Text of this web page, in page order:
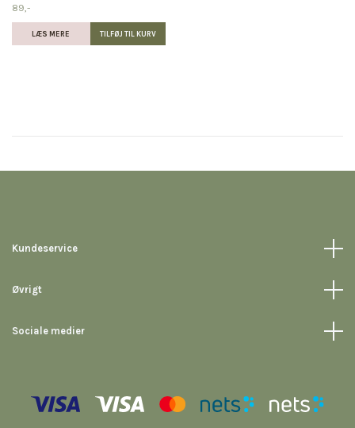
89,-
LÆS MERE
Kundeservice
Øvrigt
Sociale medier